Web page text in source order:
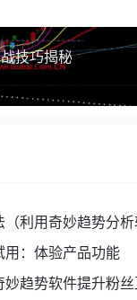
合深度学习、人工
一款引领行业发
件】将继续发挥其
技巧揭秘
利用奇妙趋势分析
：体验产品功能
趋势软件提升粉